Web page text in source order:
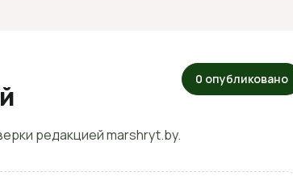
0 опубликовано
редакцией marshryt.by.